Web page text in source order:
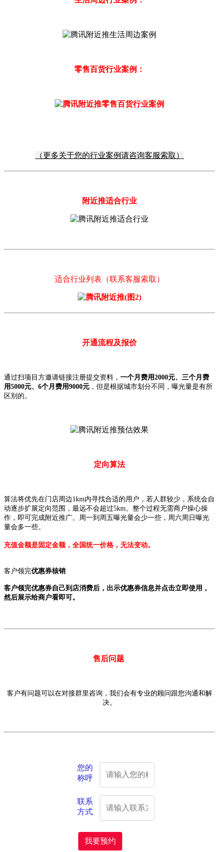
零售百货行业案例：
（更多关于您的行业案例请咨询客服索取）
附近推适合行业
适合行业列表（联系客服索取）
开通流程及报价
通过扫项目方邀请链接注册提交资料， 一个月费用2000元、三个月费
用5000元、6个月费用9000元 ，但是根据城市划分不同，曝光量是有所
区别的。
定向算法
算法将优先在门店周边1km内寻找合适的用户，若人群较少，系统会自
动逐步扩展定向范围，最远不会超过5km。整个过程无需商户操心操
作，即可完成附近推广。周一到周五曝光量会少一些，周六周日曝光
量会多一些。
充值金额是固定金额，全国统一价格，无法变动。
客户领完优惠券核销
客户领完优惠券自己到店消费后，出示优惠券信息并点击立即使用，
然后展示给商户看即可。
售后问题
客户有问题可以在对接群里咨询，我们会有专业的顾问跟您沟通和解
决。
您的
称呼
联系
方式
我要预约